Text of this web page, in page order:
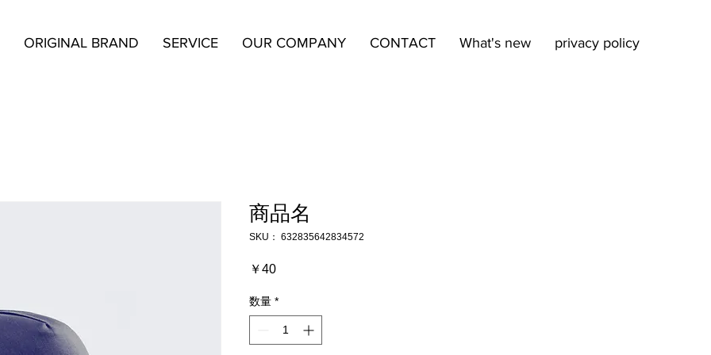
ORIGINAL BRAND SERVICE OUR COMPANY CONTACT What's new privacy policy
商品名
SKU： 632835642834572
￥40価
数量 *